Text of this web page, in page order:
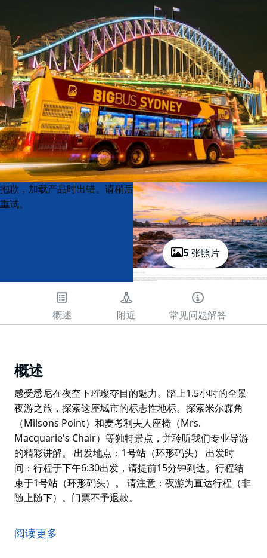
5 张照片
Product
List
Product
List
抱歉，加载产品时出错。请稍后
重试。
概述 附近 常见问题解答
概述
感受悉尼在夜空下璀璨夺目的魅力。踏上1.5小时的全景
夜游之旅，探索这座城市的标志性地标。探索米尔森角
（Milsons Point）和麦考利夫人座椅（Mrs.
Macquarie's Chair）等独特景点，并聆听我们专业导游
的精彩讲解。 出发地点：1号站（环形码头） 出发时
间：行程于下午6:30出发，请提前15分钟到达。行程结
束于1号站（环形码头）。 请注意：夜游为直达行程（非
随上随下）。门票不予退款。
夜游之旅，探索这座城市的标志性地标。探索米尔森角
（Milsons Point）和麦考利夫人座椅（Mrs.
阅读更多